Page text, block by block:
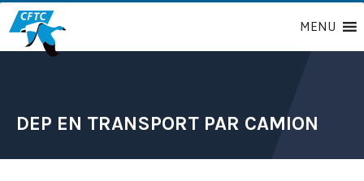
Passer
au
contenu
MENU
DEP EN TRANSPORT PAR CAMION